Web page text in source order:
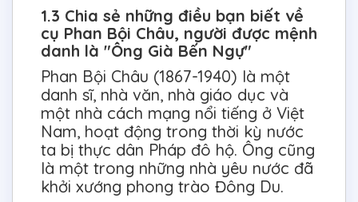
1.3 Chia sẻ những điều bạn biết về
cụ Phan Bội Châu, người được mệnh
danh là "Ông Già Bến Ngự"
Phan Bội Châu (1867-1940) là một
danh sĩ, nhà văn, nhà giáo dục và
một nhà cách mạng nổi tiếng ở Việt
Nam, hoạt động trong thời kỳ nước
ta bị thực dân Pháp đô hộ. Ông cũng
là một trong những nhà yêu nước đã
khởi xướng phong trào Đông Du.